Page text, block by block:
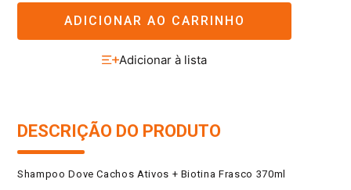
ADICIONAR AO CARRINHO
DESCRIÇÃO DO PRODUTO
Shampoo Dove Cachos Ativos + Biotina Frasco 370ml